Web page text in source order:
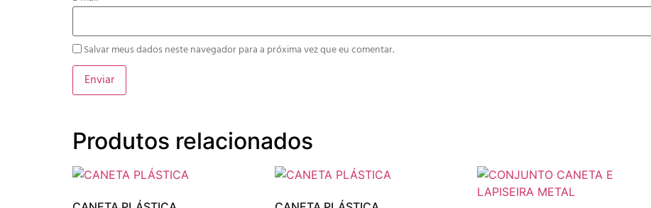
Salvar meus dados neste navegador para a próxima vez que eu comentar.
Produtos relacionados